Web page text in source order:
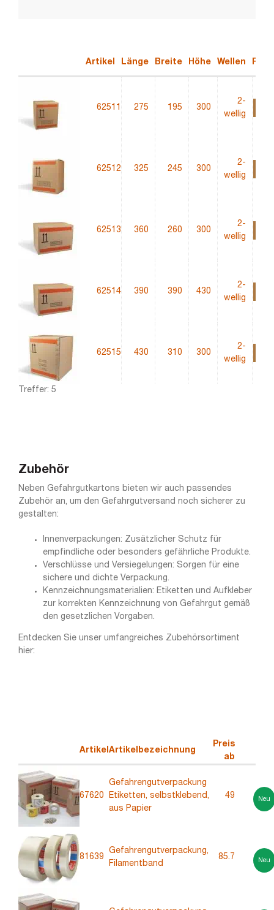
Artikel Länge Breite Höhe Wellen
62511 275 195 300
2-
wellig
62512 325 245 300
2-
wellig
62513 360 260 300
2-
wellig
62514 390 390 430
2-
wellig
62515 430 310 300
2-
wellig
Treffer: 5
Zubehör
Neben Gefahrgutkartons bieten wir auch passendes
Zubehör an, um den Gefahrgutversand noch sicherer zu
gestalten:
Innenverpackungen: Zusätzlicher Schutz für
empfindliche oder besonders gefährliche Produkte.
Verschlüsse und Versiegelungen: Sorgen für eine
sichere und dichte Verpackung.
Kennzeichnungsmaterialien: Etiketten und Aufkleber
zur korrekten Kennzeichnung von Gefahrgut gemäß
den gesetzlichen Vorgaben.
Entdecken Sie unser umfangreiches Zubehörsortiment
hier:
Artikel Artikelbezeichnung
Preis
ab
67620
Gefahrengutverpackung
Etiketten, selbstklebend,
aus Papier
49 Neu
81639
Gefahrengutverpackung,
Filamentband
85.7 Neu